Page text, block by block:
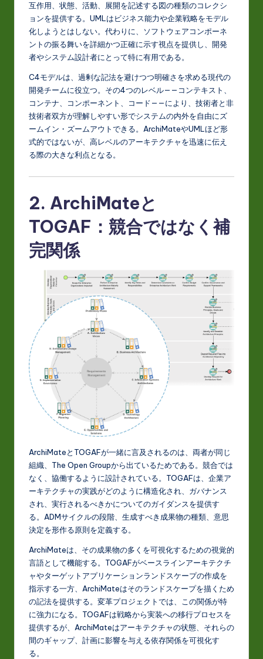
互作用、状態、活動、展開を記述する図の種類のコレクシ
ョンを提供する。UMLはビジネス能力や企業戦略をモデル
化しようとはしない。代わりに、ソフトウェアコンポーネ
ントの振る舞いを詳細かつ正確に示す視点を提供し、開発
者やシステム設計者にとって特に有用である。
C4モデルは、過剰な記法を避けつつ明確さを求める現代の
開発チームに役立つ。その4つのレベル——コンテキスト、
コンテナ、コンポーネント、コード——により、技術者と非
技術者双方が理解しやすい形でシステムの内外を自由にズ
ームイン・ズームアウトできる。ArchiMateやUMLほど形
式的ではないが、高レベルのアーキテクチャを迅速に伝え
る際の大きな利点となる。
2. ArchiMateと
TOGAF：競合ではなく補
完関係
ArchiMateとTOGAFが一緒に言及されるのは、両者が同じ
組織、The Open Groupから出ているためである。競合では
なく、協働するように設計されている。TOGAFは、企業ア
ーキテクチャの実践がどのように構造化され、ガバナンス
され、実行されるべきかについてのガイダンスを提供す
る。ADMサイクルの段階、生成すべき成果物の種類、意思
決定を形作る原則を定義する。
ArchiMateは、その成果物の多くを可視化するための視覚的
言語として機能する。TOGAFがベースラインアーキテクチ
ャやターゲットアプリケーションランドスケープの作成を
指示する一方、ArchiMateはそのランドスケープを描くため
の記法を提供する。変革プロジェクトでは、この関係が特
に強力になる。TOGAFは戦略から実装への移行プロセスを
提供するが、ArchiMateはアーキテクチャの状態、それらの
間のギャップ、計画に影響を与える依存関係を可視化す
る。